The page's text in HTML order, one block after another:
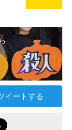
イートする